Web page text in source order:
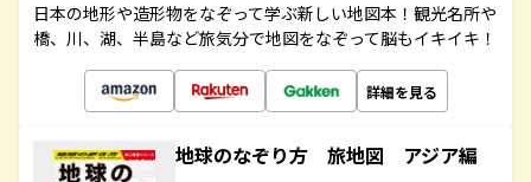
日本の地形や造形物をなぞって学ぶ新しい地図本！観光名所や
橋、川、湖、半島など旅気分で地図をなぞって脳もイキイキ！
詳細を見る
地球のなぞり方 旅地図 アジア編